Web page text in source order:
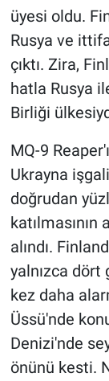
üyesi oldu.
Rusya ve
çıktı. Zira,
hatla Rusya
Birliği
MQ-9
Ukrayna
doğrudan
katılmasının
alındı.
yalnızca dört
kez daha
Üssü'nde
Denizi'nde
önünü kesti.